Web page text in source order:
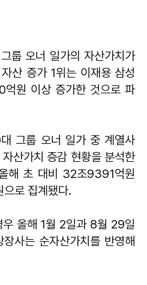
룹 오너 일가의 자산가치가
산 증가 1위는 이재용 삼성
원 이상 증가한 것으로 파
그룹 오너 일가 중 계열사
산가치 증감 현황을 분석한
해 초 대비 32조9391억원
로 집계됐다.
우 올해 1월 2일과 8월 29일
사는 순자산가치를 반영해